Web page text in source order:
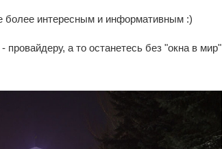
интересным и информативным :)
а то останетесь без "окна в мир"